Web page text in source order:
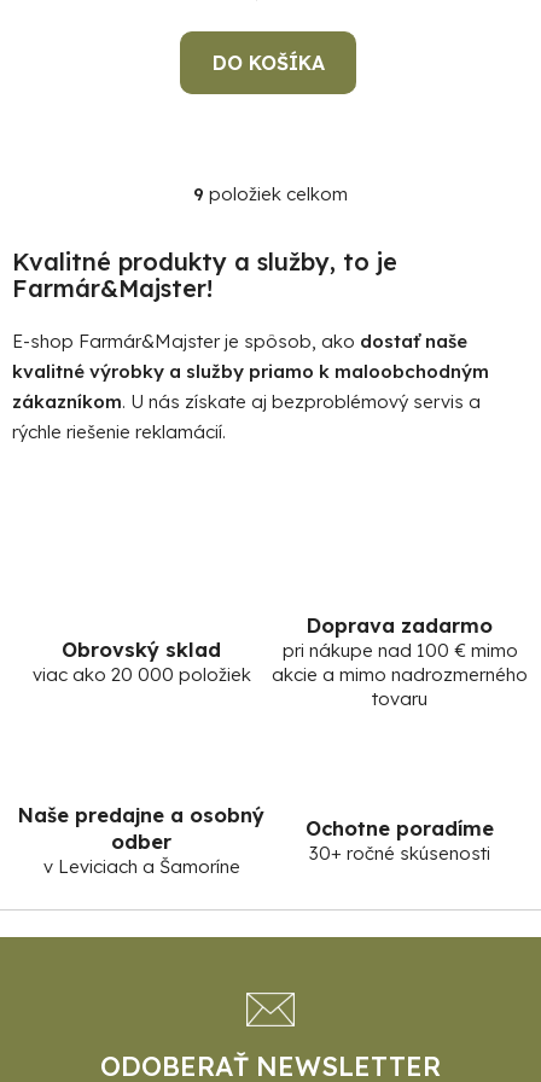
DO KOŠÍKA
O
l
a
c
i
e
s
9 položiek celkom
Kvalitné produkty a služby, to je
Farmár&Majster!
E-shop Farmár&Majster je spôsob, ako dostať naše
kvalitné výrobky a služby priamo k maloobchodným
zákazníkom. U nás získate aj bezproblémový servis a
rýchle riešenie reklamácií.
Obrovský sklad
viac ako 20 000 položiek
Doprava zadarmo
pri nákupe nad 100 € mimo
akcie a mimo nadrozmerného
tovaru
Naše predajne a osobný
odber
v Leviciach a Šamoríne
Ochotne poradíme
30+ ročné skúsenosti
Z
ODOBERAŤ NEWSLETTER